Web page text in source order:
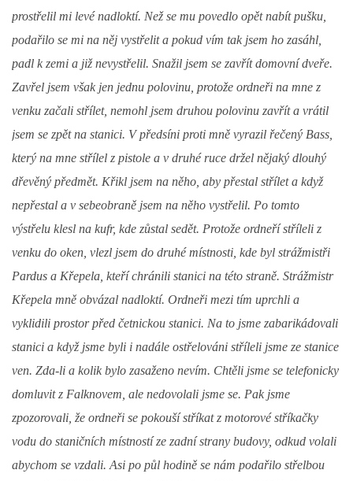
prostřelil mi levé nadloktí. Než se mu povedlo opět nabít pušku,
podařilo se mi na něj vystřelit a pokud vím tak jsem ho zasáhl,
padl k zemi a již nevystřelil. Snažil jsem se zavřít domovní dveře.
Zavřel jsem však jen jednu polovinu, protože ordneři na mne z
venku začali střílet, nemohl jsem druhou polovinu zavřít a vrátil
jsem se zpět na stanici. V předsíni proti mně vyrazil řečený Bass,
který na mne střílel z pistole a v druhé ruce držel nějaký dlouhý
dřevěný předmět. Křikl jsem na něho, aby přestal střílet a když
nepřestal a v sebeobraně jsem na něho vystřelil. Po tomto
výstřelu klesl na kufr, kde zůstal sedět. Protože ordneří stříleli z
venku do oken, vlezl jsem do druhé místnosti, kde byl strážmistři
Pardus a Křepela, kteří chránili stanici na této straně. Strážmistr
Křepela mně obvázal nadloktí. Ordneři mezi tím uprchli a
vyklidili prostor před četnickou stanici. Na to jsme zabarikádovali
stanici a když jsme byli i nadále ostřelováni stříleli jsme ze stanice
ven. Zda-li a kolik bylo zasaženo nevím. Chtěli jsme se telefonicky
domluvit z Falknovem, ale nedovolali jsme se. Pak jsme
zpozorovali, že ordneři se pokouší stříkat z motorové stříkačky
vodu do staničních místností ze zadní strany budovy, odkud volali
abychom se vzdali. Asi po půl hodině se nám podařilo střelbou